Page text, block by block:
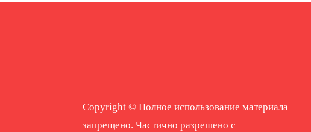
Copyright © Полное использование материала
запрещено. Частично разрешено с